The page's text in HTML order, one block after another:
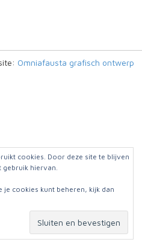
Omniafausta grafisch ontwerp
cookies. Door deze site te blijven
gebruik hiervan.
cookies kunt beheren, kijk dan